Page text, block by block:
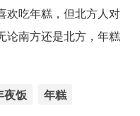
欢吃年糕，但北方人对
论南方还是北方，年糕
夜饭 年糕